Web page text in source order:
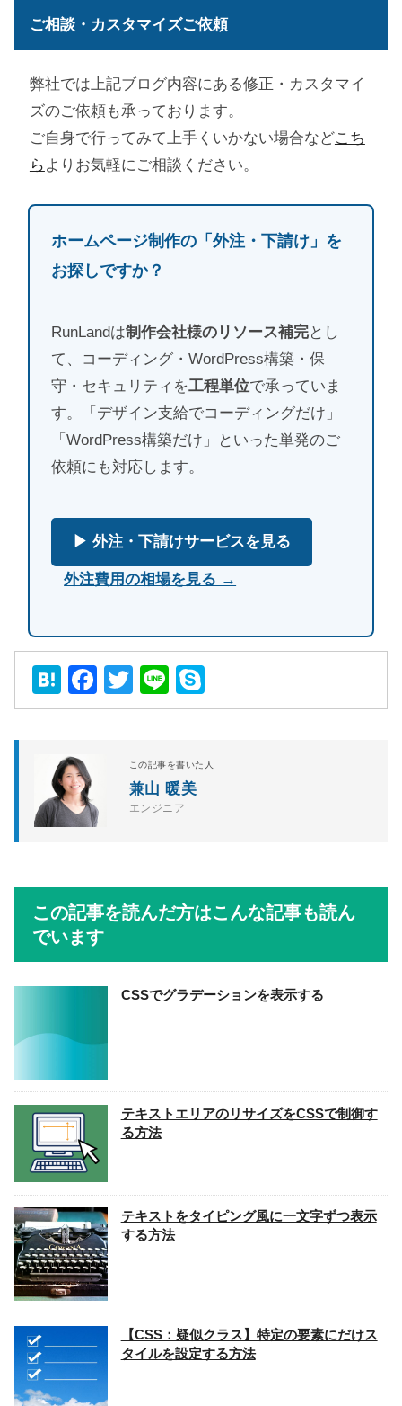
ご相談・カスタマイズご依頼
弊社では上記ブログ内容にある修正・カスタマイ
ズのご依頼も承っております。
ご自身で行ってみて上手くいかない場合などこち
ら よりお気軽にご相談ください。
ホームページ制作の「外注・下請け」を
お探しですか？
RunLandは制作会社様のリソース補完とし
て、コーディング・WordPress構築・保
守・セキュリティを工程単位で承っていま
す。「デザイン支給でコーディングだけ」
「WordPress構築だけ」といった単発のご
依頼にも対応します。
▶ 外注・下請けサービスを見る
外注費用の相場を見る →
Hatena
Facebook
Twitter
Line
この記事を書いた人
兼山 暖美
エンジニア
この記事を読んだ方はこんな記事も読ん
でいます
CSSでグラデーションを表示する
テキストエリアのリサイズをCSSで制御す
る方法
テキストをタイピング風に一文字ずつ表示
する方法
【CSS：疑似クラス】特定の要素にだけス
タイルを設定する方法